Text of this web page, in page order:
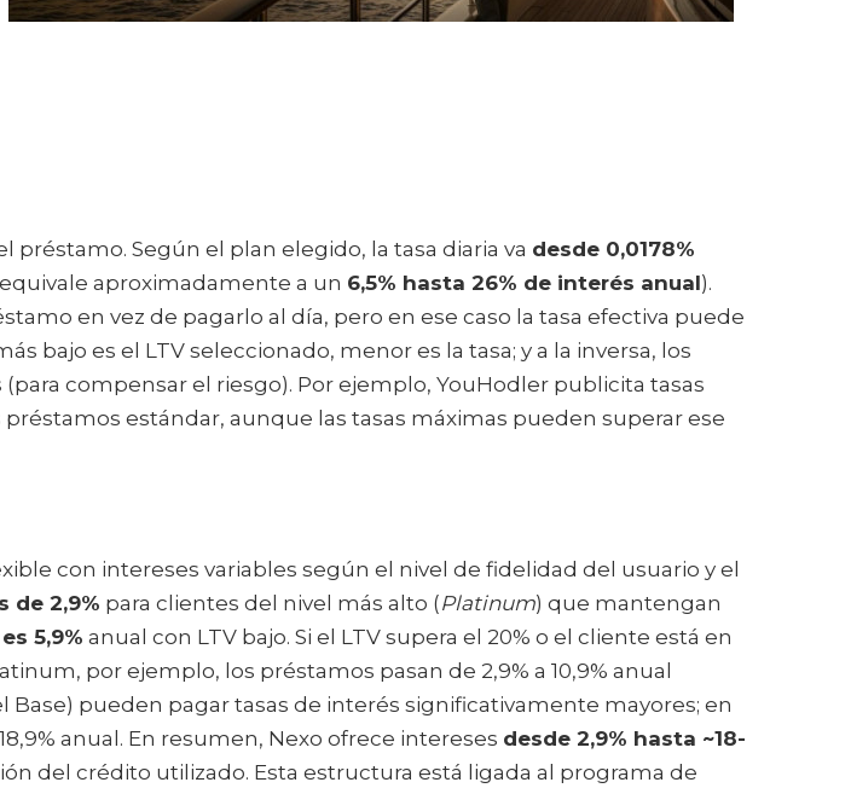
Según el plan elegido, la tasa diaria va desde 0,0178%
aproximadamente a un 6,5% hasta 26% de interés anual).
en vez de pagarlo al día, pero en ese caso la tasa efectiva puede
bajo es el LTV seleccionado, menor es la tasa; y a la inversa, los
compensar el riesgo). Por ejemplo, YouHodler publicita tasas
préstamos estándar, aunque las tasas máximas pueden superar ese
con intereses variables según el nivel de fidelidad del usuario y el
de 2,9% para clientes del nivel más alto (Platinum) que mantengan
5,9% anual con LTV bajo. Si el LTV supera el 20% o el cliente está en
por ejemplo, los préstamos pasan de 2,9% a 10,9% anual
Base) pueden pagar tasas de interés significativamente mayores; en
anual. En resumen, Nexo ofrece intereses desde 2,9% hasta ~18-
del crédito utilizado. Esta estructura está ligada al programa de